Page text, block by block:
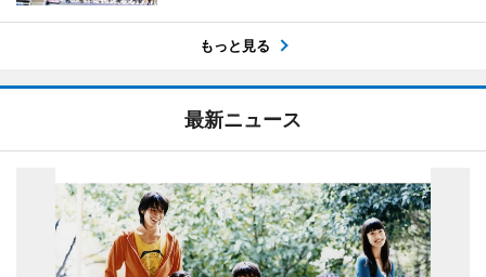
もっと見る
最新ニュース